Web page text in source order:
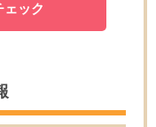
ック